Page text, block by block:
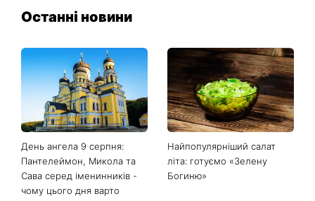
Останні новини
День ангела 9 серпня:
Пантелеймон, Микола та
Сава серед іменинників -
чому цього дня варто
Найпопулярніший салат
літа: готуємо «Зелену
Богиню»